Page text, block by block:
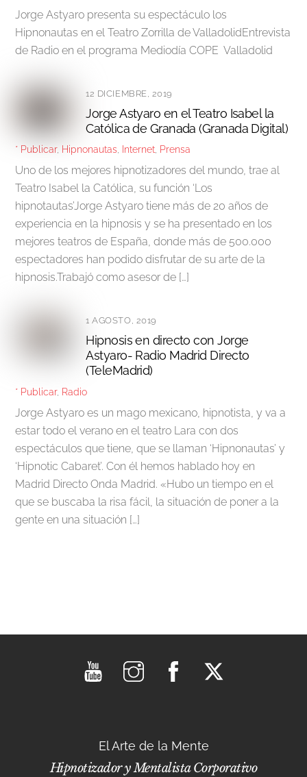
Jorge Astyaro presenta su espectáculo los
Hipnonautas en el Teatro Zorrilla de ValladolidEntrevista
de Radio en el programa Mediodía COPE Valladolid
12 DICIEMBRE, 2019
Jorge Astyaro en el Teatro Isabel la
Católica de Granada (Granada Digital)
* Publicar, Hipnonautas Internet Prensa
Uno de los mejores hipnotizadores del mundo, trae al
Teatro Isabel la Católica, su función ‘Los
hipnotautas’Jorge Astyaro tiene más de 20 años de
experiencia en la hipnosis y se ha presentado en los
mejores teatros de España, donde más de 500.000
espectadores han podido disfrutar de su arte de la
hipnosis.Trabajó como asesor de […]
1 AGOSTO, 2019
Hipnosis en directo con Jorge
Astyaro- Radio Madrid Directo
(TeleMadrid)
* Publicar, Radio
Jorge Astyaro es un mago mexicano, hipnotista, y va a
estar todo el verano en el teatro Lara con dos
espectáculos que tiene, que se llaman ‘Hipnonautas’ y
‘Hipnotic Cabaret’. Con él hemos hablado hoy en
Madrid Directo Onda Madrid. «Hubo un tiempo en el
que se buscaba la risa fácil, la situación de poner a la
gente en una situación […]
El Arte de la Mente
Hipnotizador y Mentalista Corporativo